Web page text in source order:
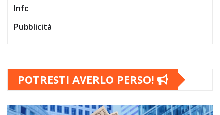
Info
Pubblicità
POTRESTI AVERLO PERSO!